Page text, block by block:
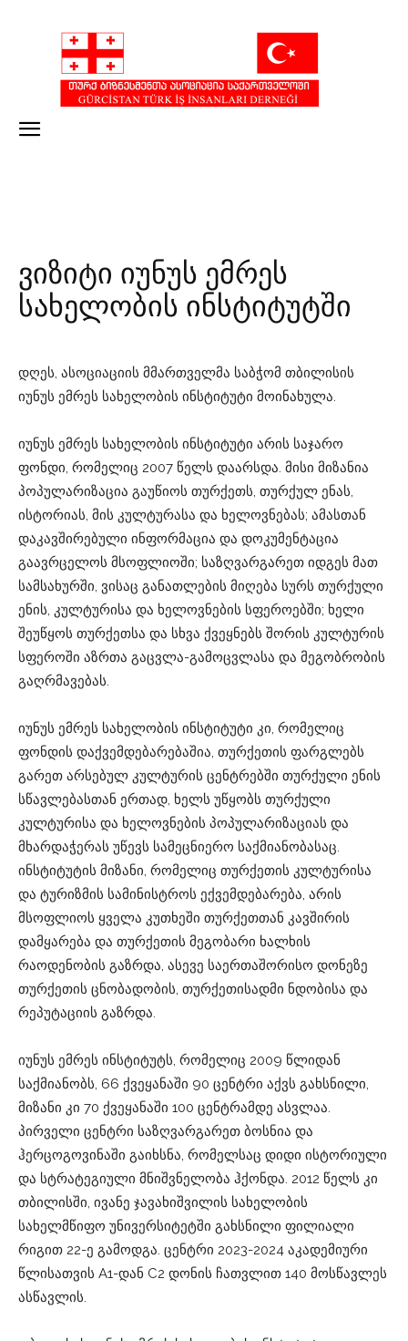
ვიზიტი იუნუს ემრეს
სახელობის ინსტიტუტში
დღეს, ასოციაციის მმართველმა საბჭომ თბილისის
იუნუს ემრეს სახელობის ინსტიტუტი მოინახულა.
იუნუს ემრეს სახელობის ინსტიტუტი არის საჯარო
ფონდი, რომელიც 2007 წელს დაარსდა. მისი მიზანია
პოპულარიზაცია გაუწიოს თურქეთს, თურქულ ენას,
ისტორიას, მის კულტურასა და ხელოვნებას; ამასთან
დაკავშირებული ინფორმაცია და დოკუმენტაცია
გაავრცელოს მსოფლიოში; საზღვარგარეთ იდგეს მათ
სამსახურში, ვისაც განათლების მიღება სურს თურქული
ენის, კულტურისა და ხელოვნების სფეროებში; ხელი
შეუწყოს თურქეთსა და სხვა ქვეყნებს შორის კულტურის
სფეროში აზრთა გაცვლა-გამოცვლასა და მეგობრობის
გაღრმავებას.
იუნუს ემრეს სახელობის ინსტიტუტი კი, რომელიც
ფონდის დაქვემდებარებაშია, თურქეთის ფარგლებს
გარეთ არსებულ კულტურის ცენტრებში თურქული ენის
სწავლებასთან ერთად, ხელს უწყობს თურქული
კულტურისა და ხელოვნების პოპულარიზაციას და
მხარდაჭერას უწევს სამეცნიერო საქმიანობასაც.
ინსტიტუტის მიზანი, რომელიც თურქეთის კულტურისა
და ტურიზმის სამინისტროს ექვემდებარება, არის
მსოფლიოს ყველა კუთხეში თურქეთთან კავშირის
დამყარება და თურქეთის მეგობარი ხალხის
რაოდენობის გაზრდა, ასევე საერთაშორისო დონეზე
თურქეთის ცნობადობის, თურქეთისადმი ნდობისა და
რეპუტაციის გაზრდა.
იუნუს ემრეს ინსტიტუტს, რომელიც 2009 წლიდან
საქმიანობს, 66 ქვეყანაში 90 ცენტრი აქვს გახსნილი,
მიზანი კი 70 ქვეყანაში 100 ცენტრამდე ასვლაა.
პირველი ცენტრი საზღვარგარეთ ბოსნია და
ჰერცოგოვინაში გაიხსნა, რომელსაც დიდი ისტორიული
და სტრატეგიული მნიშვნელობა ჰქონდა. 2012 წელს კი
თბილისში, ივანე ჯავახიშვილის სახელობის
სახელმწიფო უნივერსიტეტში გახსნილი ფილიალი
რიგით 22-ე გამოდგა. ცენტრი 2023-2024 აკადემიური
წლისათვის A1-დან C2 დონის ჩათვლით 140 მოსწავლეს
ასწავლის.